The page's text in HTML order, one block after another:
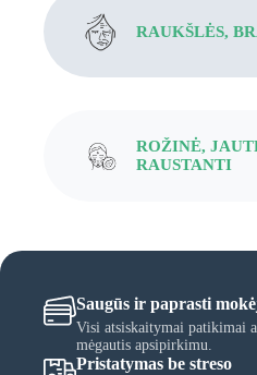
RAUKŠLĖS,
ROŽINĖ,
RAUSTANTI
Saugūs ir paprasti
Visi atsiskaitymai patikimai
mėgautis apsipirkimu.
Pristatymas be streso